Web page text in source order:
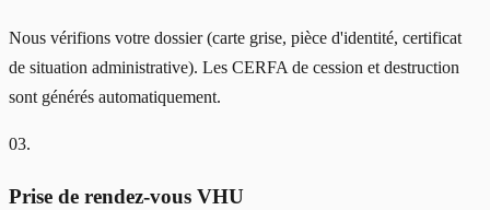
Nous vérifions votre dossier (carte grise, pièce d'identité, certificat
de situation administrative). Les CERFA de cession et destruction
sont générés automatiquement.
03.
Prise de rendez-vous VHU